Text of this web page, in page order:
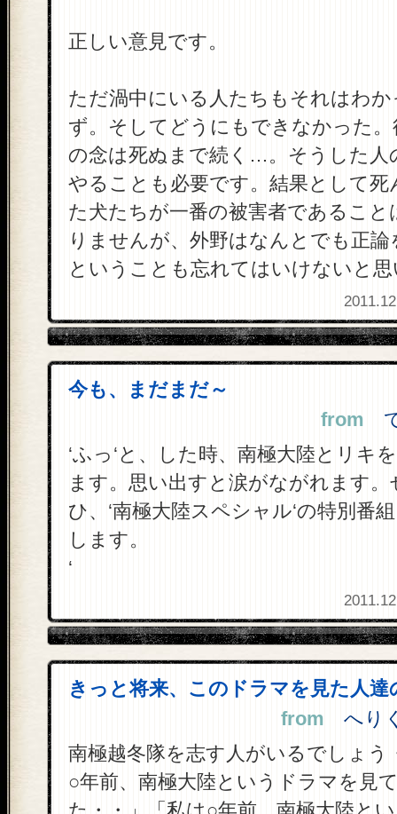
正しい意見です。
ただ渦中にいる人たちもそれはわ
ず。そしてどうにもできなかった。
の念は死ぬまで続く…。そうした人
やることも必要です。結果として死
た犬たちが一番の被害者であること
りませんが、外野はなんとでも正
ということも忘れてはいけないと
今も、まだまだ～
from
‘ふっ‘と、した時、南極大陸とリキ
ます。思い出すと涙がながれます。
ひ、‘南極大陸スペシャル‘の特別番
します。
‘
きっと将来、このドラマを見た人達
from へり
南極越冬隊を志す人がいるでしょ
○年前、南極大陸というドラマを見